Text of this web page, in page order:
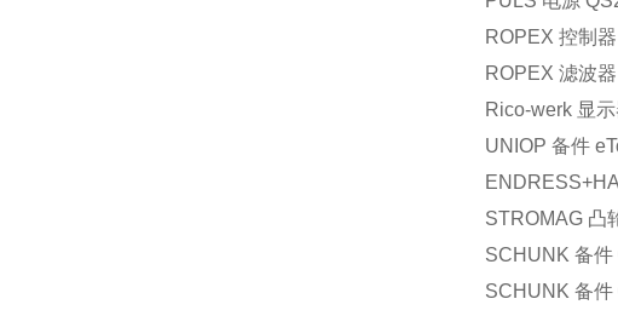
ROPEX 控制器
ROPEX 滤波器
Rico-werk 显
UNIOP 备件
STROMAG 凸
SCHUNK 备件
SCHUNK 备件